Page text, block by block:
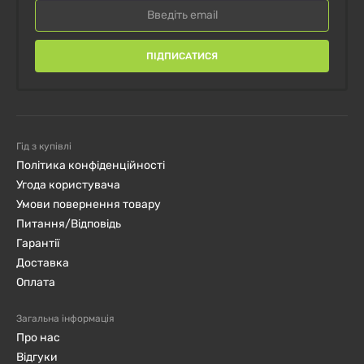
ПІДПИСАТИСЯ
Гід з купівлі
Політика конфіденційності
Угода користувача
Умови повернення товару
Питання/Відповідь
Гарантії
Доставка
Оплата
Загальна інформація
Про нас
Відгуки